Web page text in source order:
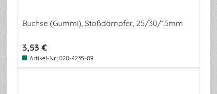
Buchse (Gummi), Stoßdämpfer, 25/30/15mm
3,53 €
Artikel-Nr.: 020-4235-09